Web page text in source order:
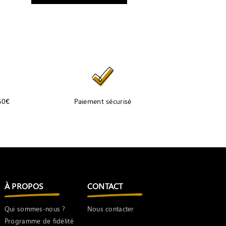
Paiement sécurisé
À PROPOS
Qui sommes-nous ?
Programme de fidélité
CONTACT
Nous contacter